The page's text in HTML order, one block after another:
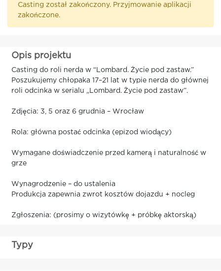
Casting został zakończony. Przyjmowanie aplikacji
zakończone.
Opis projektu
Casting do roli nerda w “Lombard. Życie pod zastaw.”
Poszukujemy chłopaka 17–21 lat w typie nerda do głównej
roli odcinka w serialu „Lombard. Życie pod zastaw”.
Zdjęcia: 3, 5 oraz 6 grudnia – Wrocław
Rola: główna postać odcinka (epizod wiodący)
Wymagane doświadczenie przed kamerą i naturalność w
grze
Wynagrodzenie – do ustalenia
Produkcja zapewnia zwrot kosztów dojazdu + nocleg
Zgłoszenia: (prosimy o wizytówkę + próbkę aktorską)
Typy